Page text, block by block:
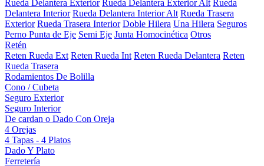
Rueda Delantera Exterior Rueda Delantera Exterior Alt Rueda
Delantera Interior Rueda Delantera Interior Alt Rueda Trasera
Exterior Rueda Trasera Interior Doble Hilera Una Hilera Seguros
Perno Punta de Eje Semi Eje Junta Homocinética Otros
Retén
Reten Rueda Ext Reten Rueda Int Reten Rueda Delantera Reten
Rueda Trasera
Rodamientos De Bolilla
Cono / Cubeta
Seguro Exterior
Seguro Interior
De cardan o Dado Con Oreja
4 Orejas
4 Tapas - 4 Platos
Dado Y Plato
Ferretería